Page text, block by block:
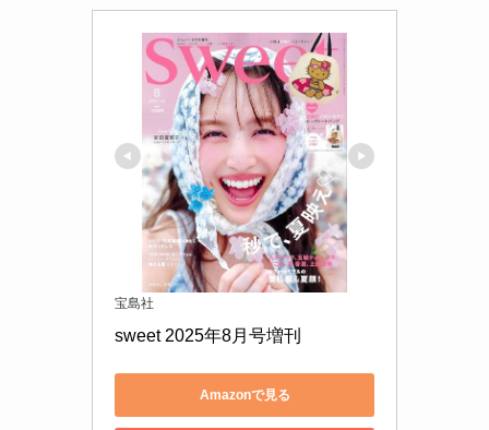
宝島社
sweet 2025年8月号増刊
Amazonで見る